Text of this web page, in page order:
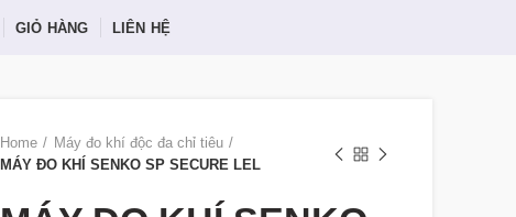
GIỎ HÀNG LIÊN HỆ
Home
Máy đo khí độc đa chỉ tiêu
MÁY ĐO KHÍ SENKO SP SECURE LEL